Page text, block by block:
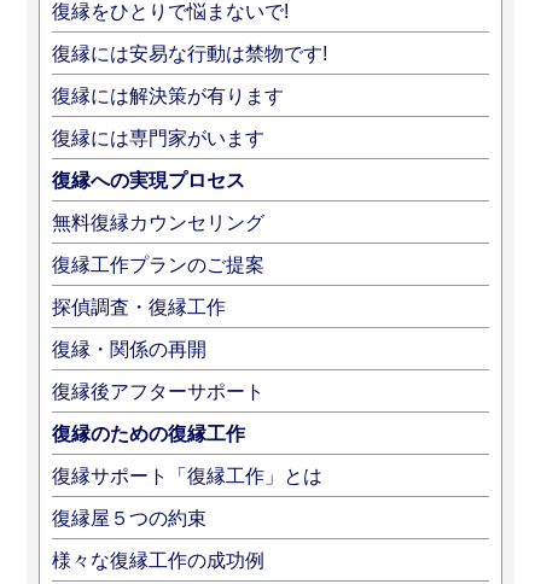
復縁をひとりで悩まないで!
復縁には安易な行動は禁物です!
復縁には解決策が有ります
復縁には専門家がいます
復縁への実現プロセス
無料復縁カウンセリング
復縁工作プランのご提案
探偵調査・復縁工作
復縁・関係の再開
復縁後アフターサポート
復縁のための復縁工作
復縁サポート「復縁工作」とは
復縁屋５つの約束
様々な復縁工作の成功例